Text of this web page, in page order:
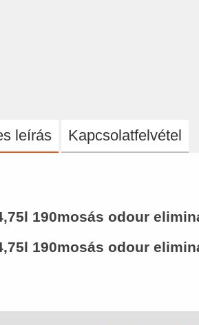
leírás Kapcsolatfelvétel
190mosás odour
190mosás odour